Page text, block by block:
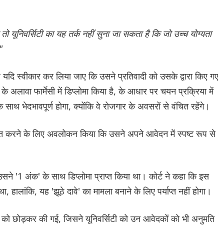
यूनिवर्सिटी का यह तर्क नहीं सुना जा सकता है कि जो उच्च योग्यता
स्वीकार कर लिया जाए कि उसने प्रतिवादी को उसके द्वारा किए गए
फार्मेसी में डिप्लोमा किया है, के आधार पर चयन प्रक्रिया में
साथ भेदभावपूर्ण होगा, क्योंकि वे रोजगार के अवसरों से वंचित रहेंगे।
करने के लिए अवलोकन किया कि उसने अपने आवेदन में स्पष्ट रूप से
'1 अंक' के साथ डिप्लोमा प्राप्त किया था। कोर्ट ने कहा कि इस
हालांकि, यह 'झूठे दावे' का मामला बनाने के लिए पर्याप्त नहीं होगा।
छोड़कर की गई, जिसने यूनिवर्सिटी को उन आवेदकों को भी अनुमति